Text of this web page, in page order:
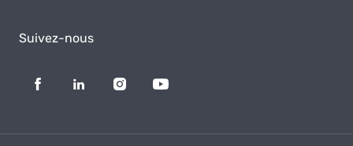
Suivez-nous